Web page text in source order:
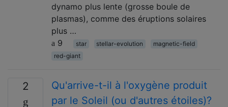
dynamo plus lente (grosse boule de
plasmas), comme des éruptions solaires
plus …
9
star stellar-evolution
magnetic-field
red-giant
2
Qu'arrive-t-il à l'oxygène produit
par le Soleil (ou d'autres étoiles)?